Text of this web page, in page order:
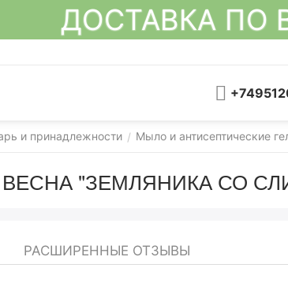
ДОСТАВКА ПО
и принадлежности / Мыло и антисептические
"ЗЕМЛЯНИКА СО
РАСШИРЕННЫЕ ОТЗЫВЫ